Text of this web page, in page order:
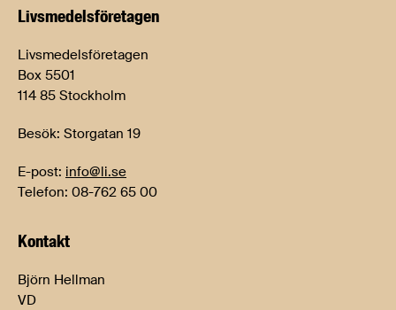
Livsmedels­företagen
Livsmedelsföretagen
Box 5501
114 85 Stockholm
Besök: Storgatan 19
E-post: info@li.se
Telefon: 08-762 65 00
Kontakt
Björn Hellman
VD